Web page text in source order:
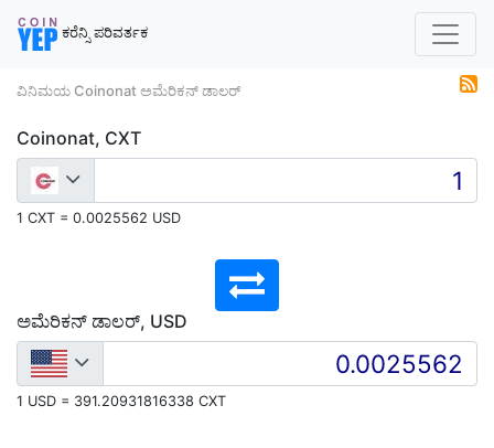
ಕರೆನ್ಸಿ ಪರಿವರ್ತಕ
ವಿನಿಮಯ Coinonat ಅಮೆರಿಕನ್ ಡಾಲರ್
Coinonat, CXT
1 CXT = 0.0025562 USD
ಅಮೆರಿಕನ್ ಡಾಲರ್, USD
1 USD = 391.20931816338 CXT